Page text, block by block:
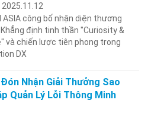
2025.11.12
ASIA công bố nhận diện thương
định tinh thần "Curiosity &
và chiến lược tiên phong trong
DX
Nhận Giải Thưởng Sao
Quản Lý Lỗi Thông Minh